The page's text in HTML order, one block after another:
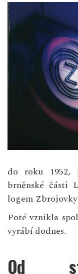
do roku 1952,
brněnské části
logem
Poté vznikla
vyrábí dodnes.
Od